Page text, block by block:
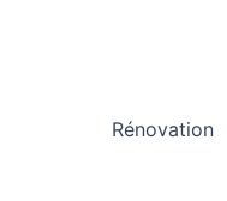
Rénovation